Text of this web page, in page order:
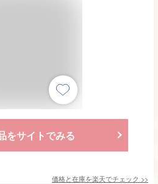
をサイトでみる
価格と在庫を楽天でチェック >>